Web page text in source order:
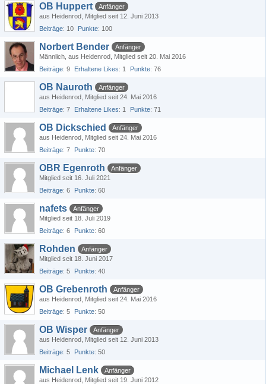
OB Huppert
Anfänger
aus Heidenrod Mitglied seit 12. Juni 2013
Beiträge 10 Punkte 100
Norbert Bender
Anfänger
Männlich aus Heidenrod Mitglied seit 20. Mai 2016
Beiträge 9 Erhaltene Likes 1 Punkte 76
OB Nauroth
Anfänger
aus Heidenrod Mitglied seit 24. Mai 2016
Beiträge 7 Erhaltene Likes 1 Punkte 71
OB Dickschied
Anfänger
aus Heidenrod Mitglied seit 24. Mai 2016
Beiträge 7 Punkte 70
OBR Egenroth
Anfänger
Mitglied seit 16. Juli 2021
Beiträge 6 Punkte 60
nafets
Anfänger
Mitglied seit 18. Juli 2019
Beiträge 6 Punkte 60
Rohden
Anfänger
Mitglied seit 18. Juni 2017
Beiträge 5 Punkte 40
OB Grebenroth
Anfänger
aus Heidenrod Mitglied seit 24. Mai 2016
Beiträge 5 Punkte 50
OB Wisper
Anfänger
aus Heidenrod Mitglied seit 12. Juni 2013
Beiträge 5 Punkte 50
Michael Lenk
Anfänger
aus Heidenrod Mitglied seit 19. Juni 2012